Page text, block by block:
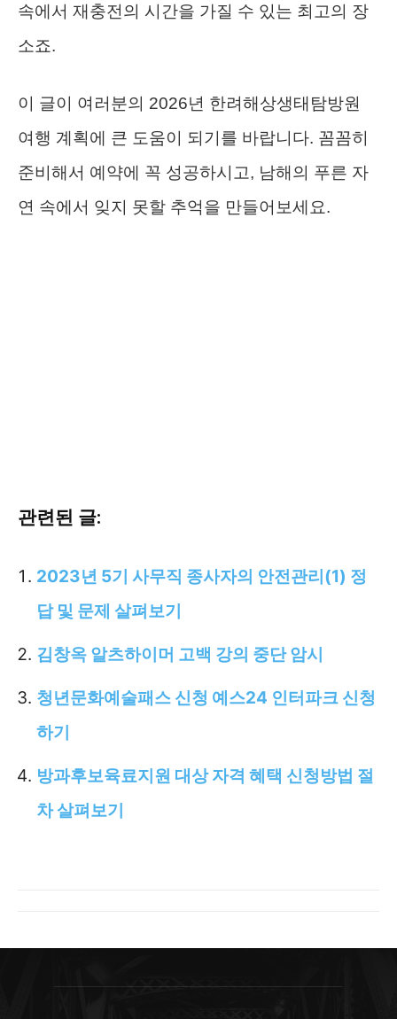
속에서 재충전의 시간을 가질 수 있는 최고의 장
소죠.
이 글이 여러분의 2026년 한려해상생태탐방원
여행 계획에 큰 도움이 되기를 바랍니다. 꼼꼼히
준비해서 예약에 꼭 성공하시고, 남해의 푸른 자
연 속에서 잊지 못할 추억을 만들어보세요.
관련된 글:
2023년 5기 사무직 종사자의 안전관리(1) 정
답 및 문제 살펴보기
김창옥 알츠하이머 고백 강의 중단 암시
청년문화예술패스 신청 예스24 인터파크 신청
하기
방과후보육료지원 대상 자격 혜택 신청방법 절
차 살펴보기